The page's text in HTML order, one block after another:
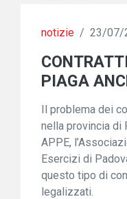
notizie / 23/07/
PIAGA
Il problema dei
nella provincia di
APPE,
Esercizi di
questo tipo di
legalizzati.